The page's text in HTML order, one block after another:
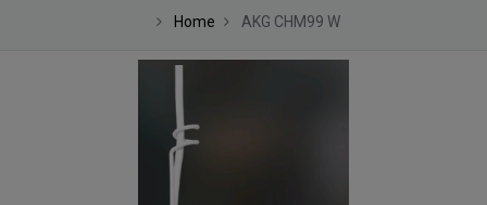
Home AKG CHM99 W